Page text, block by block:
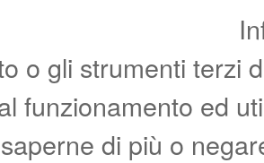
o gli strumenti terzi
funzionamento ed
di più o